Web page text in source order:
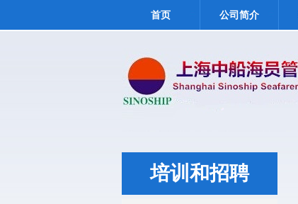
首页 公司简介
培训和招聘